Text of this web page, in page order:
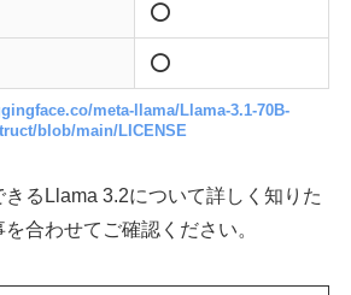
⭕️
⭕️
meta-llama/Llama-3.1-70B-
blob/main/LICENSE
るLlama 3.2について詳しく知りた
合わせてご確認ください。